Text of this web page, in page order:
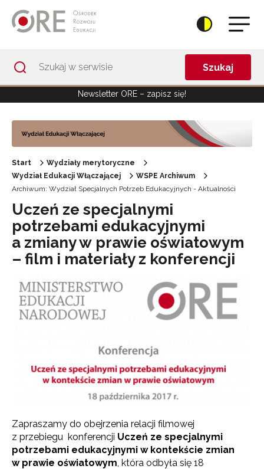
Szukaj
Newsletter ORE – zapisz się!
Start
Wydziały merytoryczne
Wydział Edukacji Włączającej
WSPE Archiwum
Archiwum: Wydział Specjalnych Potrzeb Edukacyjnych - Aktualności
Uczeń ze specjalnymi
potrzebami edukacyjnymi
a zmiany w prawie oświatowym
– film i materiały z konferencji
Zapraszamy do obejrzenia relacji filmowej
z przebiegu konferencji Uczeń ze specjalnymi
potrzebami edukacyjnymi w kontekście zmian
w prawie oświatowym, która odbyła się 18